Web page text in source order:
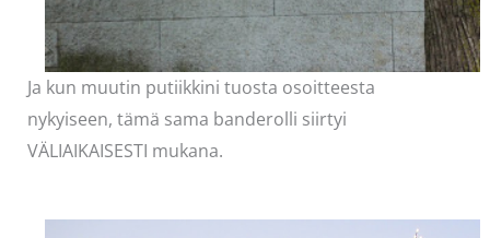
Ja kun muutin putiikkini tuosta osoitteesta
nykyiseen, tämä sama banderolli siirtyi
VÄLIAIKAISESTI mukana.